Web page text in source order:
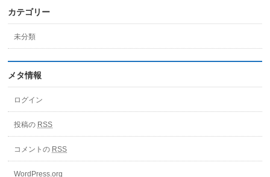
カテゴリー
未分類
メタ情報
ログイン
投稿の RSS
コメントの RSS
WordPress.org